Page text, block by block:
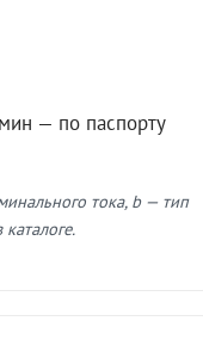
— по паспорту
тока, b — тип